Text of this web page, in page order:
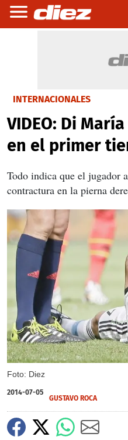
INTERNACIONALES
VIDEO: Di
en el primer
Todo indica que el jugador
contractura en la pierna
Foto: Diez
2014-07-05
GUSTAVO ROCA